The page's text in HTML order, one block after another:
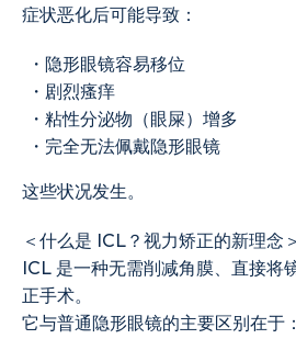
症状恶化后可能导致：
・隐形眼镜容易移位
・剧烈瘙痒
・粘性分泌物（眼屎）增多
・完全无法佩戴隐形眼镜
这些状况发生。
＜什么是 ICL？视力矫正的新理念＞
ICL 是一种无需削减角膜、直接将
正手术。
它与普通隐形眼镜的主要区别在于：